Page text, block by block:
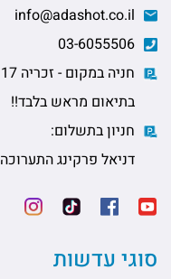
חניה במקום - זכריה 17
בתיאום מראש בלבד!!
חניון בתשלום:
דניאל פרקינג התערוכה 3
סוגי עדשות